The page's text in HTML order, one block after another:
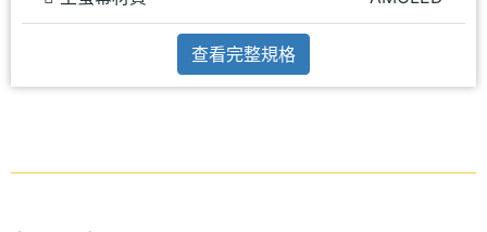
查看完整規格